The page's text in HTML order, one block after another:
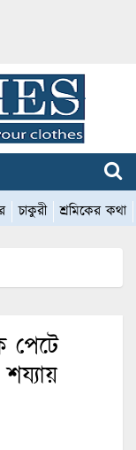
চাকুরী শ্রমিকের কথা
পেটে